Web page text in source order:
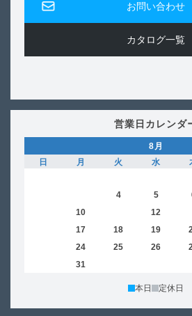
お問い合わせ
カタログ一覧
営業日カレンダ
8 月
日
月 火 水
4 5
10 12
17 18 19
24 25 26
31
本日 定休日